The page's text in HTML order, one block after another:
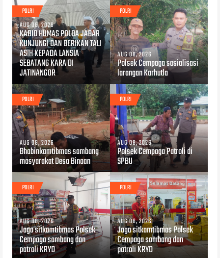
POLRI
AUG 08, 2026
KABID HUMAS POLDA JABAR
KUNJUNGI DAN BERIKAN TALI
ASIH KEPADA LANSIA
SEBATANG KARA DI
JATINANGOR
POLRI
AUG 08, 2026
Polsek Cempaga sosialisasi
larangan Karhutla
POLRI
AUG 08, 2026
Bhabinkamtibmas sambang
masyarakat Desa Binaan
POLRI
AUG 08, 2026
Polsek Cempaga Patroli di
SPBU
POLRI
AUG 08, 2026
Jaga sitkamtibmas Polsek
Cempaga sambang dan
patroli KRYD
POLRI
AUG 08, 2026
Jaga sitkamtibmas Polsek
Cempaga sambang dan
patroli KRYD